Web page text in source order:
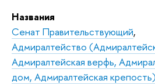
Названия
Сенат Правительствующий,
Адмиралтейство
Адмиралтейская верфь,
дом, Адмиралтейская